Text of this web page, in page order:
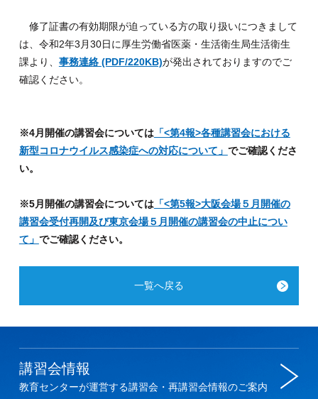
修了証書の有効期限が迫っている方の取り扱いにつきまして
は、令和2年3月30日に厚生労働省医薬・生活衛生局生活衛生
課より、 事務連絡 (PDF/220KB)が発出されておりますのでご
確認ください。
※4月開催の講習会については「<第4報>各種講習会における
新型コロナウイルス感染症への対応について」 でご確認くださ
い。
※5月開催の講習会については「<第5報>大阪会場５月開催の
講習会受付再開及び東京会場５月開催の講習会の中止につい
て」 でご確認ください。
一覧へ戻る